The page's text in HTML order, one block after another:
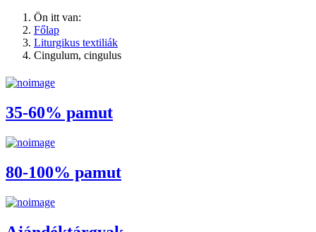
Ön itt van:
Főlap
Liturgikus textiliák
Cingulum, cingulus
35-60% pamut
80-100% pamut